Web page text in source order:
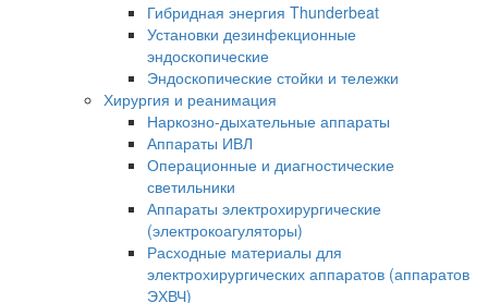
Гибридная энергия Thunderbeat
Установки дезинфекционные
эндоскопические
Эндоскопические стойки и тележки
Хирургия и реанимация
Наркозно-дыхательные аппараты
Аппараты ИВЛ
Операционные и диагностические
светильники
Аппараты электрохирургические
(электрокоагуляторы)
Расходные материалы для
электрохирургических аппаратов (аппаратов
ЭХВЧ)